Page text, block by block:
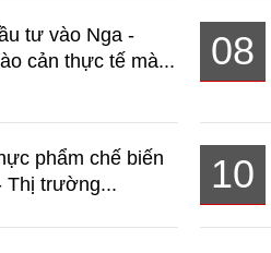
tư vào Nga -
cản thực tế mà...
08
phẩm chế biến
Thị trường...
10